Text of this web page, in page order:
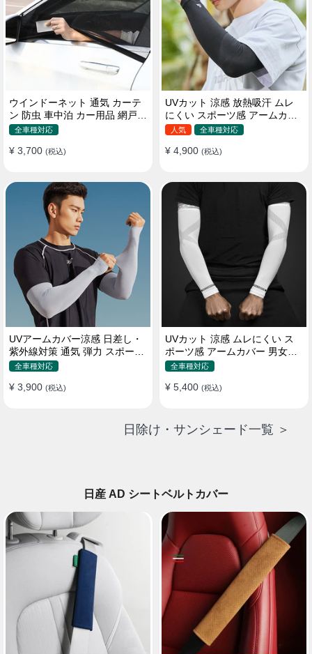
ウインドーネット 通気 カーテ
ン 防虫 車中泊 カー用品 網戸
取付簡単
全車種対応
¥ 3,700 (税込)
UVカット 涼感 放熱吸汗 ムレ
にくい スポーツ感 アームカバ
ー 男女汎用
人気 全車種対応
¥ 4,900 (税込)
UVアームカバー涼感 日差し・
紫外線対策 通気 弾力 スポーツ
感 メンズ
全車種対応
¥ 3,900 (税込)
UVカット 涼感 ムレにくい ス
ポーツ感 アームカバー 男女汎
用 xs-xxl
全車種対応
¥ 5,400 (税込)
日除け・サンシェード一覧 ＞
日産 AD シートベルトカバー